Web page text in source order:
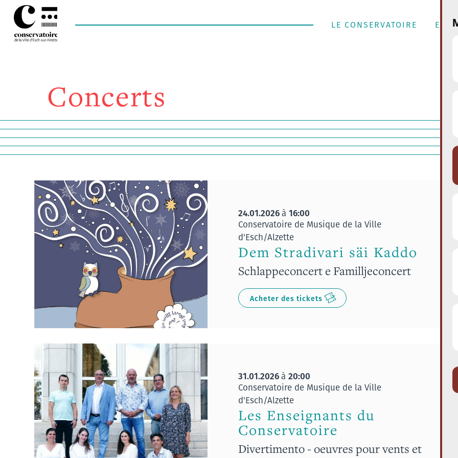
LE CONSERVATOIRE
Concerts
24.01.2026à 16:00
Conservatoire de Musique de la Ville
d'Esch/Alzette
Dem Stradivari säi Kaddo
Schlappeconcert e Familljeconcert
Acheter des tickets
31.01.2026à 20:00
Conservatoire de Musique de la Ville
d'Esch/Alzette
Les Enseignants du
Conservatoire
Divertimento - oeuvres pour vents et